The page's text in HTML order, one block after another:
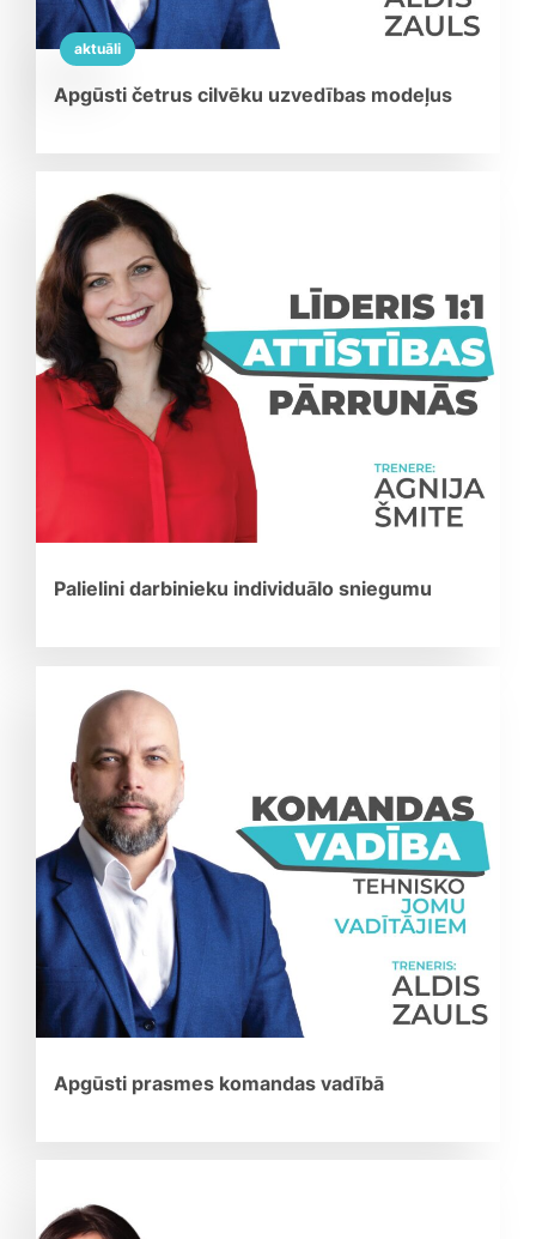
aktuāli
Apgūsti četrus cilvēku uzvedības modeļus
Palielini darbinieku individuālo sniegumu
Apgūsti prasmes komandas vadībā